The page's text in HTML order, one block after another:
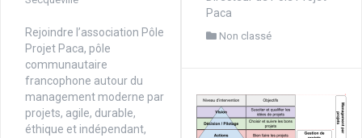
Rejoindre l’association Pôle
Projet Paca, pôle
communautaire
francophone autour du
management moderne par
projets, agile, durable,
éthique et indépendant,
Paca​
Non classé